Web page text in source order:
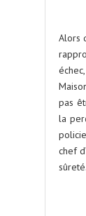
Alors
pas
la
chef
sûreté.